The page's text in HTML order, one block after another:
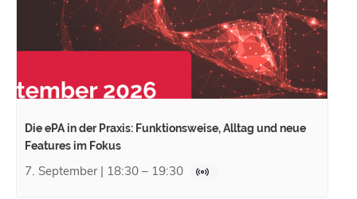
Die ePA in der Praxis: Funktionsweise, Alltag und neue
Features im Fokus
7. September | 18:30 – 19:30